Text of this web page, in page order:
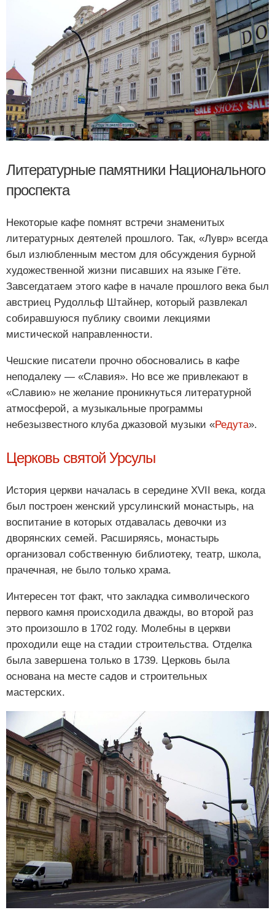
Литературные памятники Национального
проспекта
Некоторые кафе помнят встречи знаменитых
литературных деятелей прошлого. Так, «Лувр» всегда
был излюбленным местом для обсуждения бурной
художественной жизни писавших на языке Гёте.
Завсегдатаем этого кафе в начале прошлого века был
австриец Рудолльф Штайнер, который развлекал
собиравшуюся публику своими лекциями
мистической направленности.
Чешские писатели прочно обосновались в кафе
неподалеку — «Славия». Но все же привлекают в
«Славию» не желание проникнуться литературной
атмосферой, а музыкальные программы
небезызвестного клуба джазовой музыки «Редута».
Церковь святой Урсулы
История церкви началась в середине XVII века, когда
был построен женский урсулинский монастырь, на
воспитание в которых отдавалась девочки из
дворянских семей. Расширяясь, монастырь
организовал собственную библиотеку, театр, школа,
прачечная, не было только храма.
Интересен тот факт, что закладка символического
первого камня происходила дважды, во второй раз
это произошло в 1702 году. Молебны в церкви
проходили еще на стадии строительства. Отделка
была завершена только в 1739. Церковь была
основана на месте садов и строительных
мастерских.